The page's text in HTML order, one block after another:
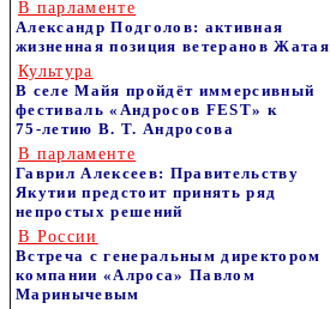
В парламенте
Александр Подголов: активная
жизненная позиция ветеранов Жатая
Культура
В селе Майя пройдёт иммерсивный
фестиваль «Андросов FEST» к
75‑летию В. Т. Андросова
В парламенте
Гаврил Алексеев: Правительству
Якутии предстоит принять ряд
непростых решений
В России
Встреча с генеральным директором
компании «Алроса» Павлом
Маринычевым